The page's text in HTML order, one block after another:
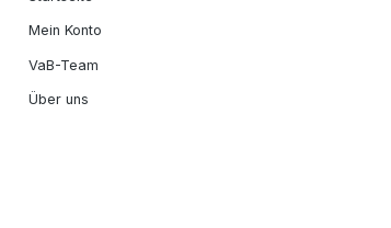
Mein Konto
VaB-Team
Über uns